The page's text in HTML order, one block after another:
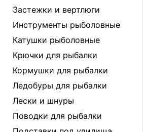
Застежки и вертлюги
Инструменты рыболовные
Катушки рыболовные
Крючки для рыбалки
Кормушки для рыбалки
Ледобуры для рыбалки
Лески и шнуры
Поводки для рыбалки